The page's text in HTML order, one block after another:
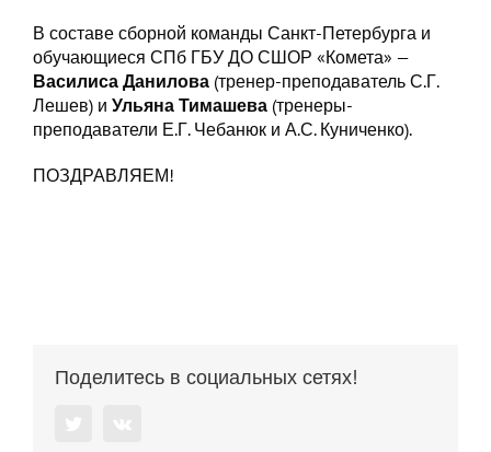
В составе сборной команды Санкт-Петербурга и
обучающиеся СПб ГБУ ДО СШОР «Комета» —
Василиса Данилова (тренер-преподаватель С.Г.
Лешев) и Ульяна Тимашева (тренеры-
преподаватели Е.Г. Чебанюк и А.С. Куниченко).
ПОЗДРАВЛЯЕМ!
Поделитесь в социальных сетях!